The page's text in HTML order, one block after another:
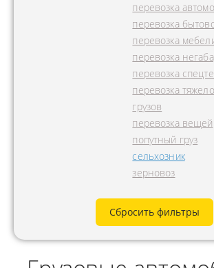
перевозка
перевозка
перевозка
перевозка
перевозка
перевозка
грузов
перевозка вещей
попутный груз
сельхозник
зерновоз
Сбросить фильтры